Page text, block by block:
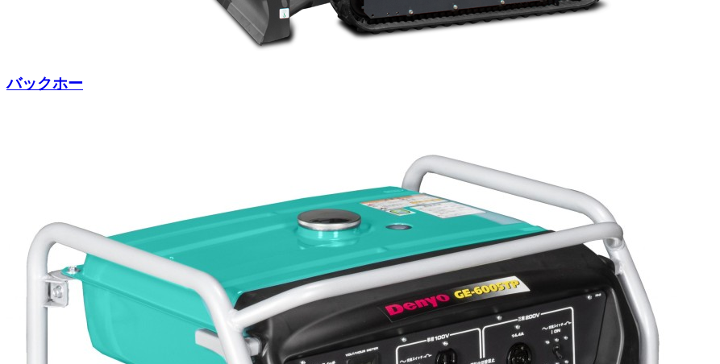
バックホー